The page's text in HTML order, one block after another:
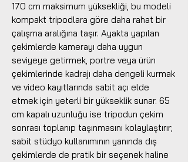
170 cm maksimum yüksekliği, bu modeli
kompakt tripodlara göre daha rahat bir
çalışma aralığına taşır. Ayakta yapılan
çekimlerde kamerayı daha uygun
seviyeye getirmek, portre veya ürün
çekimlerinde kadrajı daha dengeli kurmak
ve video kayıtlarında sabit açı elde
etmek için yeterli bir yükseklik sunar. 65
cm kapalı uzunluğu ise tripodun çekim
sonrası toplanıp taşınmasını kolaylaştırır;
sabit stüdyo kullanımının yanında dış
çekimlerde de pratik bir seçenek haline